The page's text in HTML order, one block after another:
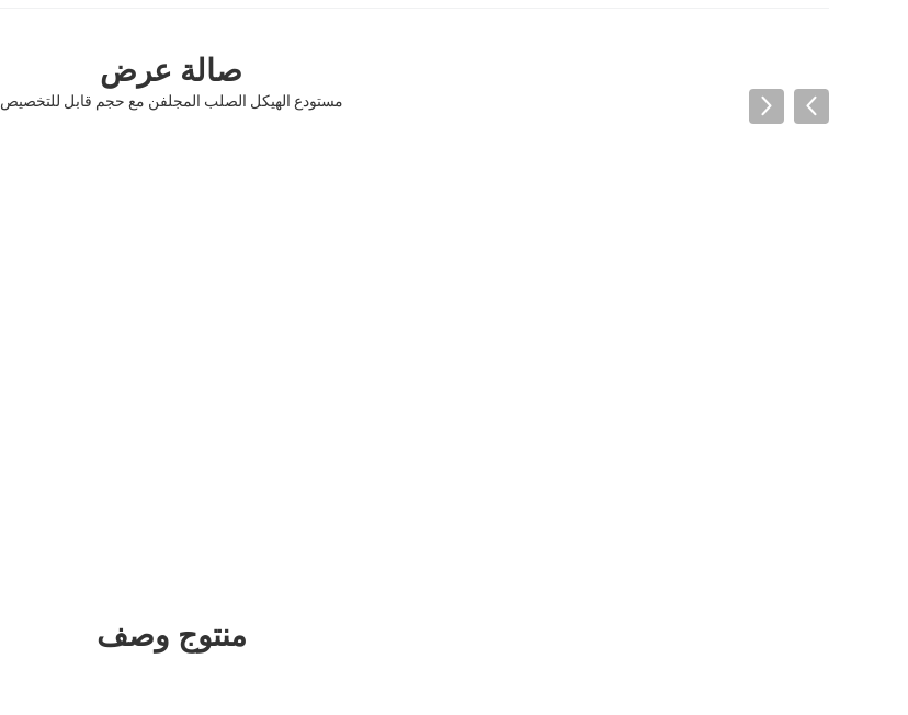
صالة عرض
مستودع الهيكل الصلب المجلفن مع حجم قابل للتخصيص
منتوج وصف